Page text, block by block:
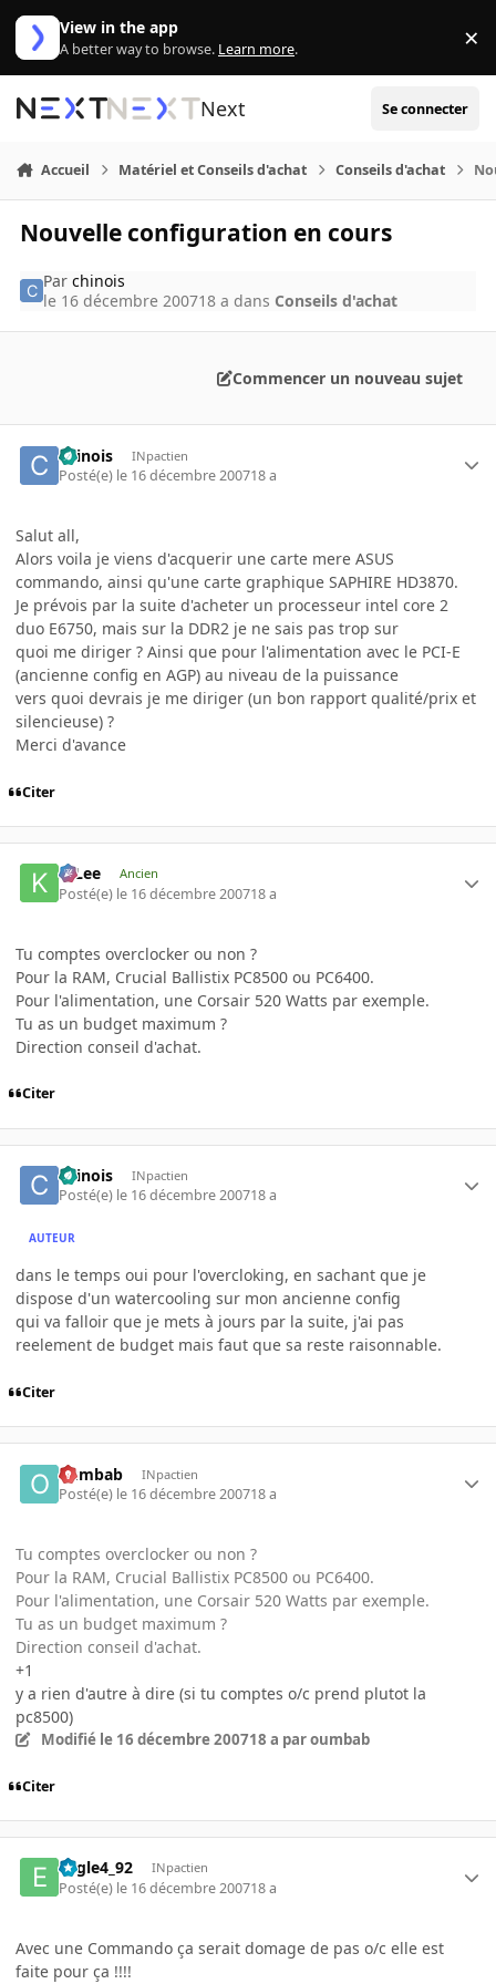
Aller au contenu
View in the app
A better way to browse. Learn more. ×
Next Se connecter
Accueil Matériel et Conseils d'achat Conseils d'achat
Nouvelle configuration en cours
Parchinois
le 16 décembre 200718 a dans Conseils d'achat
Commencer un nouveau sujet
chinois INpactien
Posté(e) le 16 décembre 200718 a
Salut all,
Alors voila je viens d'acquerir une carte mere ASUS
commando, ainsi qu'une carte graphique SAPHIRE HD3870.
Je prévois par la suite d'acheter un processeur intel core 2
duo E6750, mais sur la DDR2 je ne sais pas trop sur
quoi me diriger ? Ainsi que pour l'alimentation avec le PCI-E
(ancienne config en AGP) au niveau de la puissance
vers quoi devrais je me diriger (un bon rapport qualité/prix et
silencieuse) ?
Merci d'avance
Citer
K-Lee Ancien
Posté(e) le 16 décembre 200718 a
Tu comptes overclocker ou non ?
Pour la RAM, Crucial Ballistix PC8500 ou PC6400.
Pour l'alimentation, une Corsair 520 Watts par exemple.
Tu as un budget maximum ?
Direction conseil d'achat.
Citer
chinois INpactien
Posté(e) le 16 décembre 200718 a
AUTEUR
dans le temps oui pour l'overcloking, en sachant que je
dispose d'un watercooling sur mon ancienne config
qui va falloir que je mets à jours par la suite, j'ai pas
reelement de budget mais faut que sa reste raisonnable.
Citer
oumbab INpactien
Posté(e) le 16 décembre 200718 a
Tu comptes overclocker ou non ?
Pour la RAM, Crucial Ballistix PC8500 ou PC6400.
Pour l'alimentation, une Corsair 520 Watts par exemple.
Tu as un budget maximum ?
Direction conseil d'achat.
+1
y a rien d'autre à dire (si tu comptes o/c prend plutot la
pc8500)
Modifié le 16 décembre 200718 a par oumbab
Citer
Eagle4_92 INpactien
Posté(e) le 16 décembre 200718 a
Avec une Commando ça serait domage de pas o/c elle est
faite pour ça !!!!